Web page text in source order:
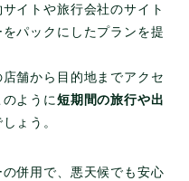
イトや旅行会社のサイト
パックにしたプランを提
舗から目的地までアクセ
ように短期間の旅行や出
ょう。
併用で、悪天候でも安心